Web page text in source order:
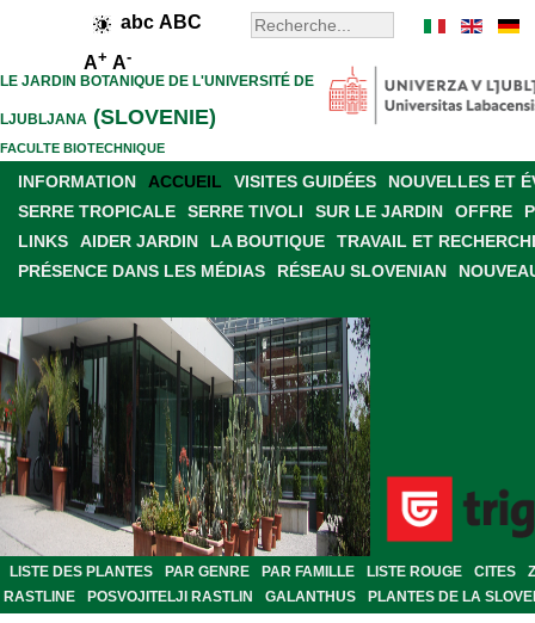
abc ABC
A+ A-
LE JARDIN BOTANIQUE DE L'UNIVERSITÉ DE
LJUBLJANA (SLOVENIE)
FACULTE BIOTECHNIQUE
INFORMATION ACCUEIL VISITES GUIDÉES
NOUVELLES ET
SERRE TROPICALE
SERRE TIVOLI SUR LE JARDIN OFFRE
LINKS
AIDER JARDIN LA BOUTIQUE
TRAVAIL ET
PRÉSENCE DANS LES MÉDIAS
RÉSEAU SLOVENIAN
LISTE DES PLANTES PAR GENRE PAR FAMILLE LISTE ROUGE CITES
RASTLINE
POSVOJITELJI RASTLIN GALANTHUS PLANTES DE LA